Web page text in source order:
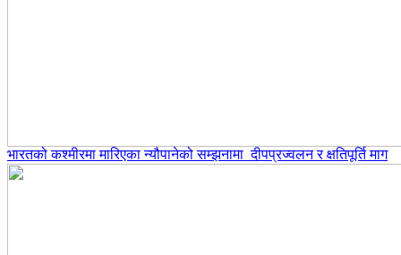
भारतको कश्मीरमा मारिएका न्यौपानेको सम्झनामा दीपप्रज्वलन र क्षतिपूर्ति माग